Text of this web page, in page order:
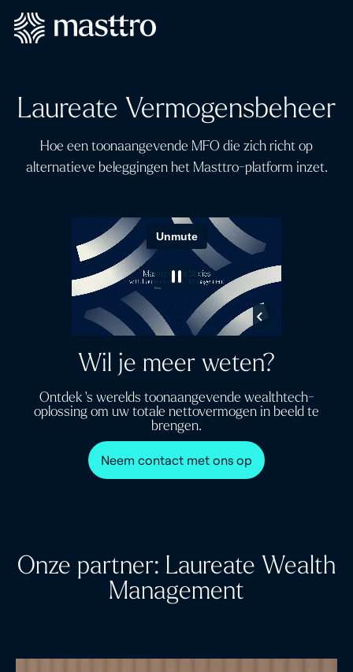
Laureate Vermogensbeheer
Hoe een toonaangevende MFO die zich richt op
alternatieve beleggingen het Masttro-platform inzet.
Wil je meer weten?
Ontdek 's werelds toonaangevende wealthtech-
oplossing om uw totale nettovermogen in beeld te
brengen.
Neem contact met ons op
Onze partner: Laureate Wealth
Management